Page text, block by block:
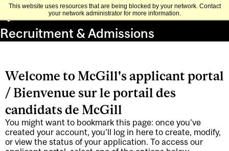
This website uses resources that are being blocked by your network. Contact
your network administrator for more information.
Recruitment & Admissions
Welcome to McGill's applicant portal
/ Bienvenue sur le portail des
candidats de McGill
You might want to bookmark this page: once you've
created your account, you'll log in here to create, modify,
or view the status of your application. To access our